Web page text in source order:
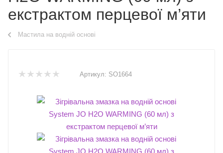
екстрактом перцевої м’яти
Мастила на водній основі
Артикул: SO1664